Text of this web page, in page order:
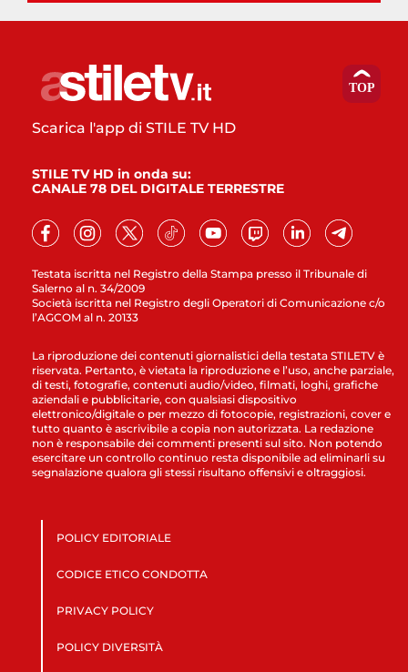
Testata iscritta nel Registro della Stampa presso il Tribunale di
Salerno al n. 34/2009
Società iscritta nel Registro degli Operatori di Comunicazione c/o
l’AGCOM al n. 20133
Scarica l'app di STILE TV HD
STILE TV HD in onda su:
CANALE 78 DEL DIGITALE TERRESTRE
La riproduzione dei contenuti giornalistici della testata STILETV è
riservata. Pertanto, è vietata la riproduzione e l’uso, anche parziale,
di testi, fotografie, contenuti audio/video, filmati, loghi, grafiche
aziendali e pubblicitarie, con qualsiasi dispositivo
elettronico/digitale o per mezzo di fotocopie, registrazioni, cover e
tutto quanto è ascrivibile a copia non autorizzata. La redazione
non è responsabile dei commenti presenti sul sito. Non potendo
esercitare un controllo continuo resta disponibile ad eliminarli su
segnalazione qualora gli stessi risultano offensivi e oltraggiosi.
POLICY EDITORIALE
CODICE ETICO CONDOTTA
PRIVACY POLICY
POLICY DIVERSITÀ